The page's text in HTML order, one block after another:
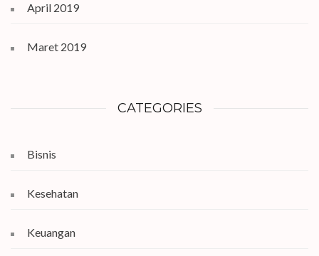
April 2019
Maret 2019
CATEGORIES
Bisnis
Kesehatan
Keuangan